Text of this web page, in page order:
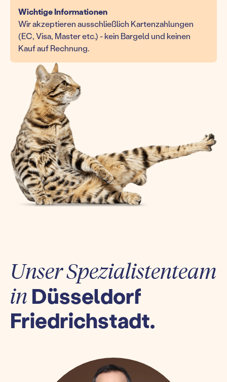
Wichtige Informationen
Wir akzeptieren ausschließlich Kartenzahlungen
(EC, Visa, Master etc.) - kein Bargeld und keinen
Kauf auf Rechnung.
Unser Spezialistenteam
in Düsseldorf
Friedrichstadt.